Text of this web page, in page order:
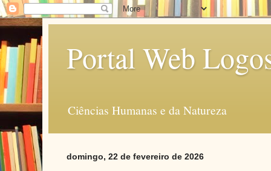
Portal Web
Ciências Humanas e da Natureza
domingo, 22 de fevereiro de 2026